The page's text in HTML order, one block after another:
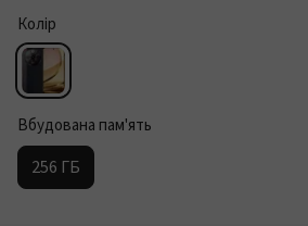
Колір
Вбудована пам'ять
256 ГБ